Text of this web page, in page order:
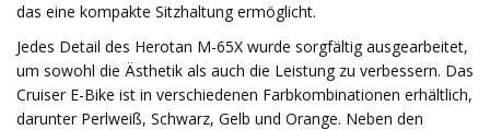
das eine kompakte Sitzhaltung ermöglicht.
Jedes Detail des Herotan M-65X wurde sorgfältig ausgearbeitet,
um sowohl die Ästhetik als auch die Leistung zu verbessern. Das
Cruiser E-Bike ist in verschiedenen Farbkombinationen erhältlich,
darunter Perlweiß, Schwarz, Gelb und Orange. Neben den